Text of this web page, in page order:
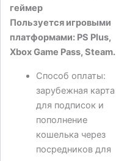
геймер
Пользуется игровыми
платформами: PS Plus,
Xbox Game Pass, Steam.
Способ оплаты:
зарубежная карта
для подписок и
пополнение
кошелька через
посредников для